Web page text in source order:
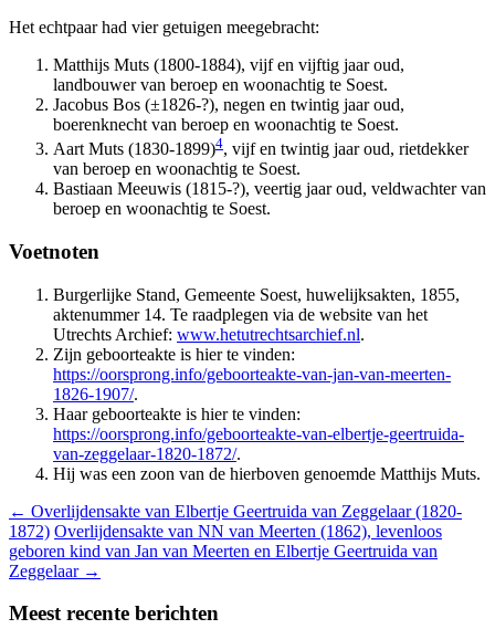
Het echtpaar had vier getuigen meegebracht:
Matthijs Muts (1800-1884), vijf en vijftig jaar oud,
landbouwer van beroep en woonachtig te Soest.
Jacobus Bos (±1826-?), negen en twintig jaar oud,
boerenknecht van beroep en woonachtig te Soest.
Aart Muts (1830-1899)4, vijf en twintig jaar oud, rietdekker
van beroep en woonachtig te Soest.
Bastiaan Meeuwis (1815-?), veertig jaar oud, veldwachter van
beroep en woonachtig te Soest.
Voetnoten
Burgerlijke Stand, Gemeente Soest, huwelijksakten, 1855,
aktenummer 14. Te raadplegen via de website van het
Utrechts Archief: www.hetutrechtsarchief.nl.
Zijn geboorteakte is hier te vinden:
https://oorsprong.info/geboorteakte-van-jan-van-meerten-
1826-1907/.
Haar geboorteakte is hier te vinden:
https://oorsprong.info/geboorteakte-van-elbertje-geertruida-
van-zeggelaar-1820-1872/.
Hij was een zoon van de hierboven genoemde Matthijs Muts.
← Overlijdensakte van Elbertje Geertruida van Zeggelaar (1820-
1872) Overlijdensakte van NN van Meerten (1862), levenloos
geboren kind van Jan van Meerten en Elbertje Geertruida van
Zeggelaar →
Meest recente berichten